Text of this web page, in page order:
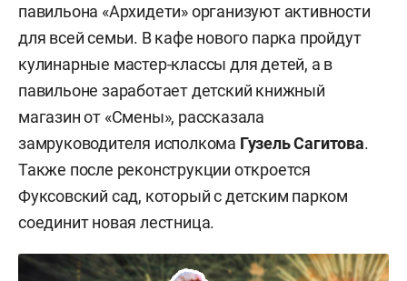
павильона «Архидети» организуют активности
для всей семьи. В кафе нового парка пройдут
кулинарные мастер-классы для детей, а в
павильоне заработает детский книжный
магазин от «Смены», рассказала
замруководителя исполкома Гузель Сагитова.
Также после реконструкции откроется
Фуксовский сад, который с детским парком
соединит новая лестница.